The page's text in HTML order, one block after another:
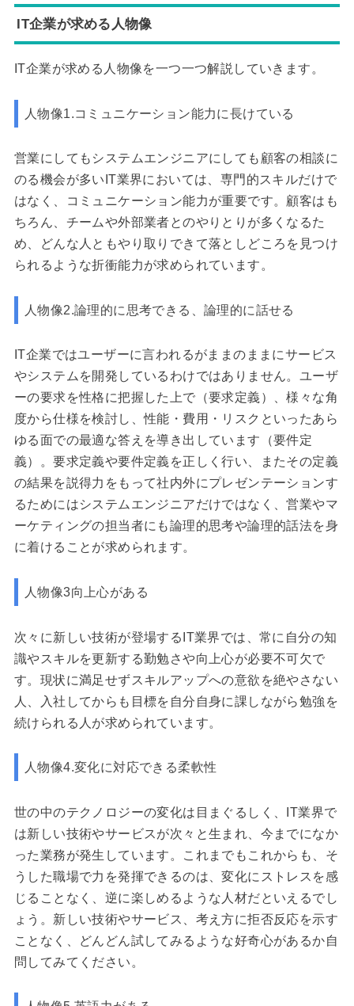
IT企業が求める人物像
IT企業が求める人物像を一つ一つ解説していきます。
人物像1.コミュニケーション能力に長けている
営業にしてもシステムエンジニアにしても顧客の相談に
のる機会が多いIT業界においては、専門的スキルだけで
はなく、コミュニケーション能力が重要です。顧客はも
ちろん、チームや外部業者とのやりとりが多くなるた
め、どんな人ともやり取りできて落としどころを見つけ
られるような折衝能力が求められています。
人物像2.論理的に思考できる、論理的に話せる
IT企業ではユーザーに言われるがままのままにサービス
やシステムを開発しているわけではありません。ユーザ
ーの要求を性格に把握した上で（要求定義）、様々な角
度から仕様を検討し、性能・費用・リスクといったあら
ゆる面での最適な答えを導き出しています（要件定
義）。要求定義や要件定義を正しく行い、またその定義
の結果を説得力をもって社内外にプレゼンテーションす
るためにはシステムエンジニアだけではなく、営業やマ
ーケティングの担当者にも論理的思考や論理的話法を身
に着けることが求められます。
人物像3向上心がある
次々に新しい技術が登場するIT業界では、常に自分の知
識やスキルを更新する勤勉さや向上心が必要不可欠で
す。現状に満足せずスキルアップへの意欲を絶やさない
人、入社してからも目標を自分自身に課しながら勉強を
続けられる人が求められています。
人物像4.変化に対応できる柔軟性
世の中のテクノロジーの変化は目まぐるしく、IT業界で
は新しい技術やサービスが次々と生まれ、今までになか
った業務が発生しています。これまでもこれからも、そ
うした職場で力を発揮できるのは、変化にストレスを感
じることなく、逆に楽しめるような人材だといえるでし
ょう。新しい技術やサービス、考え方に拒否反応を示す
ことなく、どんどん試してみるような好奇心があるか自
問してみてください。